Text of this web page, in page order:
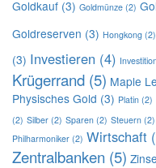
Goldkauf (3) Goldmünze (2)
Goldreserven (3) Hongkong (2)
(3) Investieren (4)
Krügerrand (5) Maple
Physisches Gold (3) Platin (2)
(2) Silber (2) Sparen (2) Steuern (2)
Philharmoniker (2) Wirtschaft
Zentralbanken (5)